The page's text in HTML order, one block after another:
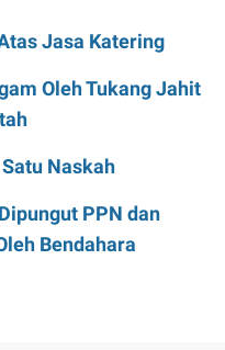
Jasa Katering
Oleh Tukang Jahit
Naskah
PPN dan
Bendahara